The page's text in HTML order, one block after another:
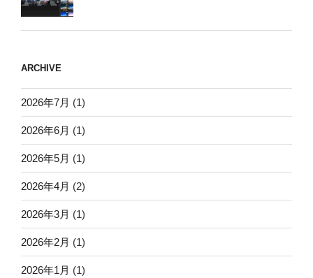
ARCHIVE
2026年7月 (1)
2026年6月 (1)
2026年5月 (1)
2026年4月 (2)
2026年3月 (1)
2026年2月 (1)
2026年1月 (1)